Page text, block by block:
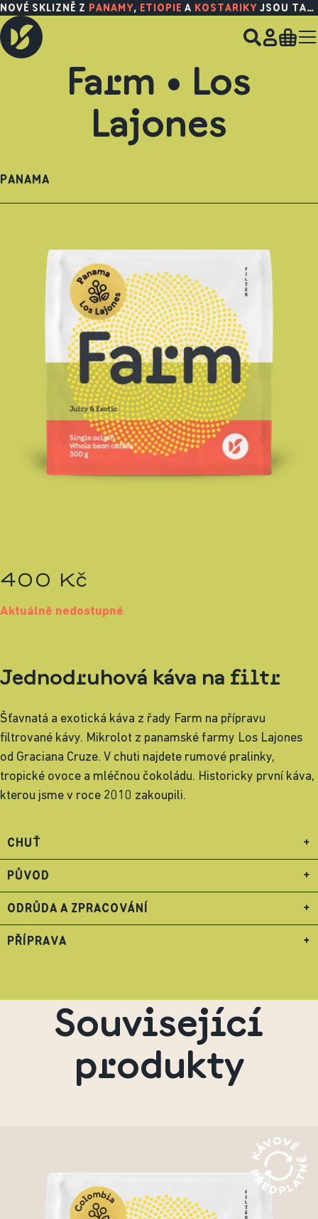
NOVÉ SKLIZNĚ Z PANAMY, ETIOPIE A KOSTARIKY JSOU TADY!
Farm • Los
Lajones
PANAMA
400 Kč
Aktuálně nedostupné
Jednodruhová káva na filtr
Šťavnatá a exotická káva z řady Farm na přípravu
filtrované kávy. Mikrolot z panamské farmy Los Lajones
od Graciana Cruze. V chuti najdete rumové pralinky,
tropické ovoce a mléčnou čokoládu. Historicky první káva,
kterou jsme v roce 2010 zakoupili.
CHUŤ +
PŮVOD +
ODRŮDA A ZPRACOVÁNÍ +
PŘÍPRAVA +
Související
produkty